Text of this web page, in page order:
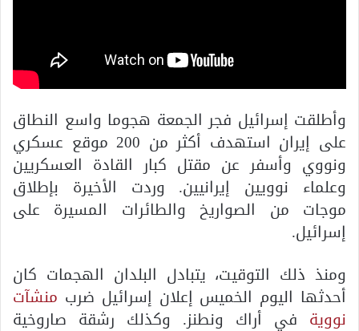
وأطلقت إسرائيل فجر الجمعة هجوما واسع النطاق
على إيران استهدف أكثر من 200 موقع عسكري
ونووي وأسفر عن مقتل كبار القادة العسكريين
وعلماء نوويين إيرانيين. وردت الأخيرة بإطلاق
موجات من الصواريخ والطائرات المسيرة على
إسرائيل.
ومنذ ذلك التوقيت، يتبادل البلدان الهجمات كان
أحدثها اليوم الخميس إعلان إسرائيل ضرب منشآت
نووية في أراك ونطنز. وكذلك رشقة صاروخية